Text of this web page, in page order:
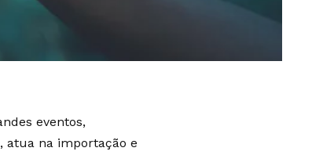
eventos,
atua na importação e